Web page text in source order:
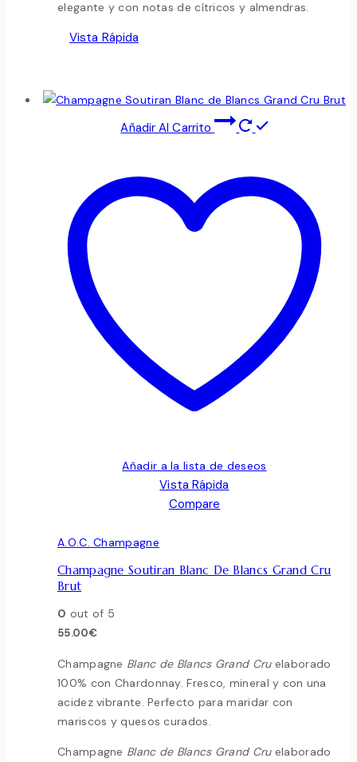
elegante y con notas de cítricos y almendras.
Vista Rápida
Añadir Al Carrito
Añadir a la lista de deseos
Vista Rápida
Compare
A.O.C. Champagne
Champagne Soutiran Blanc De Blancs Grand Cru
Brut
0 out of 5
55.00€
Champagne Blanc de Blancs Grand Cruelaborado
100% con Chardonnay. Fresco, mineral y con una
acidez vibrante. Perfecto para maridar con
mariscos y quesos curados.
Champagne Blanc de Blancs Grand Cruelaborado